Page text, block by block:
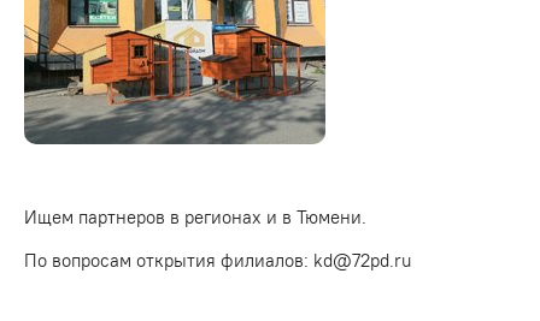
Ищем партнеров в регионах и в Тюмени.
По вопросам открытия филиалов: kd@72pd.ru